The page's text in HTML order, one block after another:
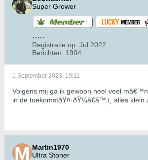
Super Grower
Registratie op: Jul 2022
Berichten: 1904
1 September 2023, 19:11
Volgens mij ga ik gewoon heel veel
in de toekomstðŸ¤·ðŸ¼â€â™‚ï¸ alles
Martin1970
Ultra Stoner